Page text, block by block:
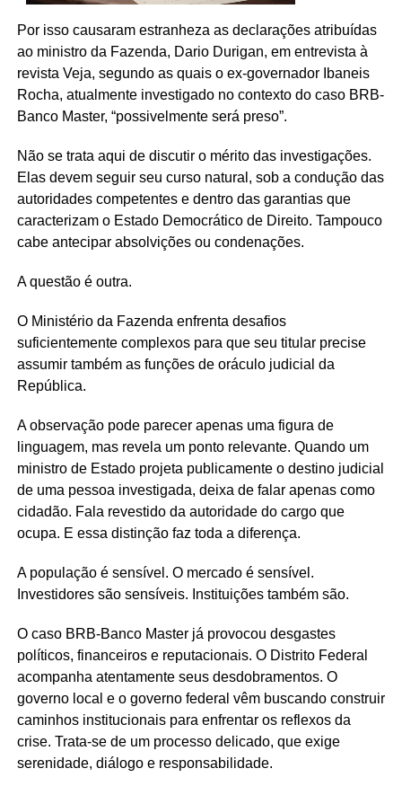
Por isso causaram estranheza as declarações atribuídas
ao ministro da Fazenda, Dario Durigan, em entrevista à
revista Veja, segundo as quais o ex-governador Ibaneis
Rocha, atualmente investigado no contexto do caso BRB-
Banco Master, “possivelmente será preso”.
Não se trata aqui de discutir o mérito das investigações.
Elas devem seguir seu curso natural, sob a condução das
autoridades competentes e dentro das garantias que
caracterizam o Estado Democrático de Direito. Tampouco
cabe antecipar absolvições ou condenações.
A questão é outra.
O Ministério da Fazenda enfrenta desafios
suficientemente complexos para que seu titular precise
assumir também as funções de oráculo judicial da
República.
A observação pode parecer apenas uma figura de
linguagem, mas revela um ponto relevante. Quando um
ministro de Estado projeta publicamente o destino judicial
de uma pessoa investigada, deixa de falar apenas como
cidadão. Fala revestido da autoridade do cargo que
ocupa. E essa distinção faz toda a diferença.
A população é sensível. O mercado é sensível.
Investidores são sensíveis. Instituições também são.
O caso BRB-Banco Master já provocou desgastes
políticos, financeiros e reputacionais. O Distrito Federal
acompanha atentamente seus desdobramentos. O
governo local e o governo federal vêm buscando construir
caminhos institucionais para enfrentar os reflexos da
crise. Trata-se de um processo delicado, que exige
serenidade, diálogo e responsabilidade.